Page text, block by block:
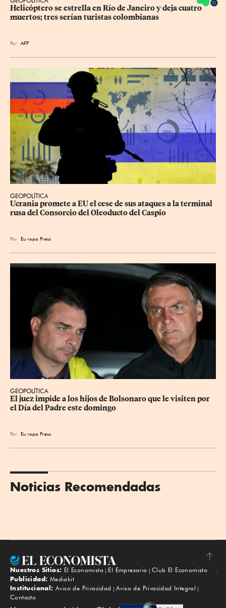
Helicóptero se estrella en Río de Janeiro y deja cuatro
muertos; tres serían turistas colombianas
Por AFP
GEOPOLÍTICA
Ucrania promete a EU el cese de sus ataques a la terminal
rusa del Consorcio del Oleoducto del Caspio
Por Eu ropa Press
GEOPOLÍTICA
El juez impide a los hijos de Bolsonaro que le visiten por
el Día del Padre este domingo
Por Eu ropa Press
Noticias Recomendadas
Subir
Nuestros Sitios: El Economista El Empresario
Club El Economista
Publicidad: Mediakit
Institucional: Aviso de Privacidad
Aviso de Privacidad Integral
Contacto